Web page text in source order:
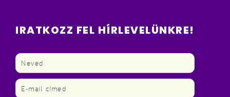
IRATKOZZ FEL HÍRLEVELÜNKRE!